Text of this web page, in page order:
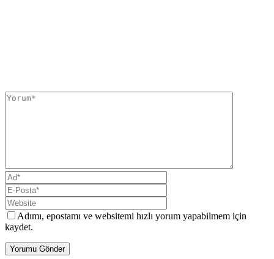
Adımı, epostamı ve websitemi hızlı yorum yapabilmem için
kaydet.